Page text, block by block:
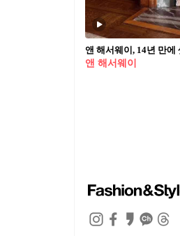
앤 해서웨이, 14년 만
앤 해서웨이